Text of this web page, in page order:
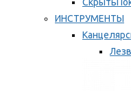
ИНСТРУМЕНТЫ